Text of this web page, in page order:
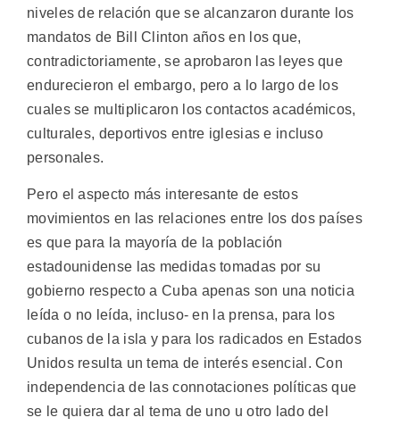
niveles de relación que se alcanzaron durante los
mandatos de Bill Clinton años en los que,
contradictoriamente, se aprobaron las leyes que
endurecieron el embargo, pero a lo largo de los
cuales se multiplicaron los contactos académicos,
culturales, deportivos entre iglesias e incluso
personales.
Pero el aspecto más interesante de estos
movimientos en las relaciones entre los dos países
es que para la mayoría de la población
estadounidense las medidas tomadas por su
gobierno respecto a Cuba apenas son una noticia
leída o no leída, incluso- en la prensa, para los
cubanos de la isla y para los radicados en Estados
Unidos resulta un tema de interés esencial. Con
independencia de las connotaciones políticas que
se le quiera dar al tema de uno u otro lado del